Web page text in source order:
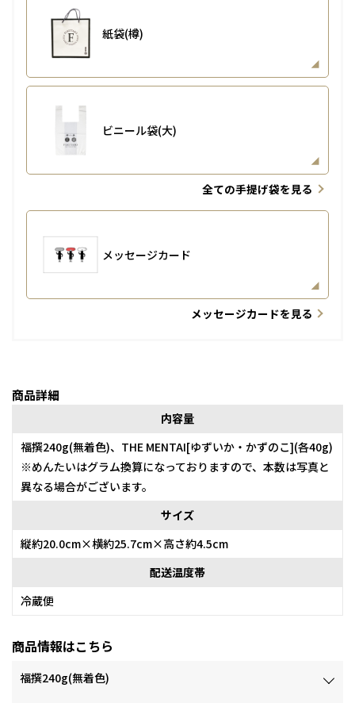
紙袋(樽)
ビニール袋(大)
全ての手提げ袋を見る
メッセージカード
メッセージカードを見る
商品詳細
内容量
福撰240g(無着色)、THE MENTAI[ゆずいか・かずのこ](各40g)
※めんたいはグラム換算になっておりますので、本数は写真と
異なる場合がございます。
サイズ
縦約20.0cm×横約25.7cm×高さ約4.5cm
配送温度帯
冷蔵便
商品情報はこちら
福撰240g(無着色)